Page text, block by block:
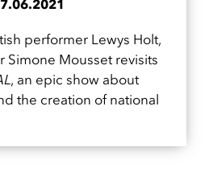
performer Lewys Holt,
Mousset revisits
, an epic show about
the creation of national